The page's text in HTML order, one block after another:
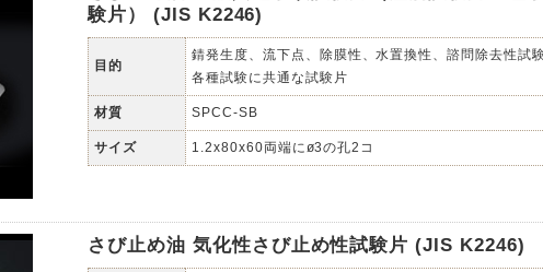
験片） (JIS K2246)
目的
錆発生度、流下点、除膜性、水置換性、諮問除去性試
各種試験に共通な試験片
材質 SPCC-SB
サイズ 1.2x80x60両端にø3の孔2コ
さび止め油 気化性さび止め性試験片 (JIS K2246)